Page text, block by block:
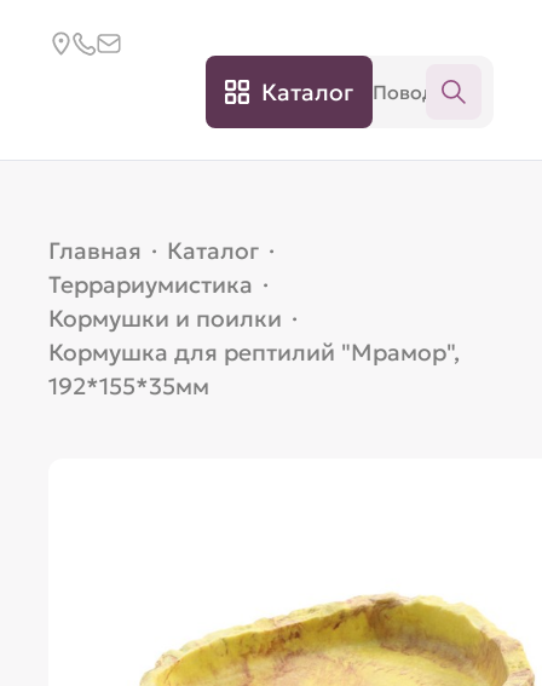
Каталог
Главная · Каталог ·
Террариумистика ·
Кормушки и поилки ·
Кормушка для рептилий "Мрамор",
192*155*35мм